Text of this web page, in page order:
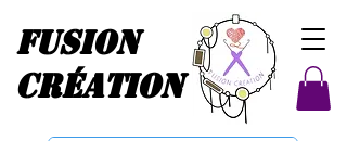
Fusion
Création